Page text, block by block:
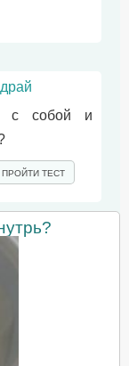
с собой и
ПРОЙТИ ТЕСТ